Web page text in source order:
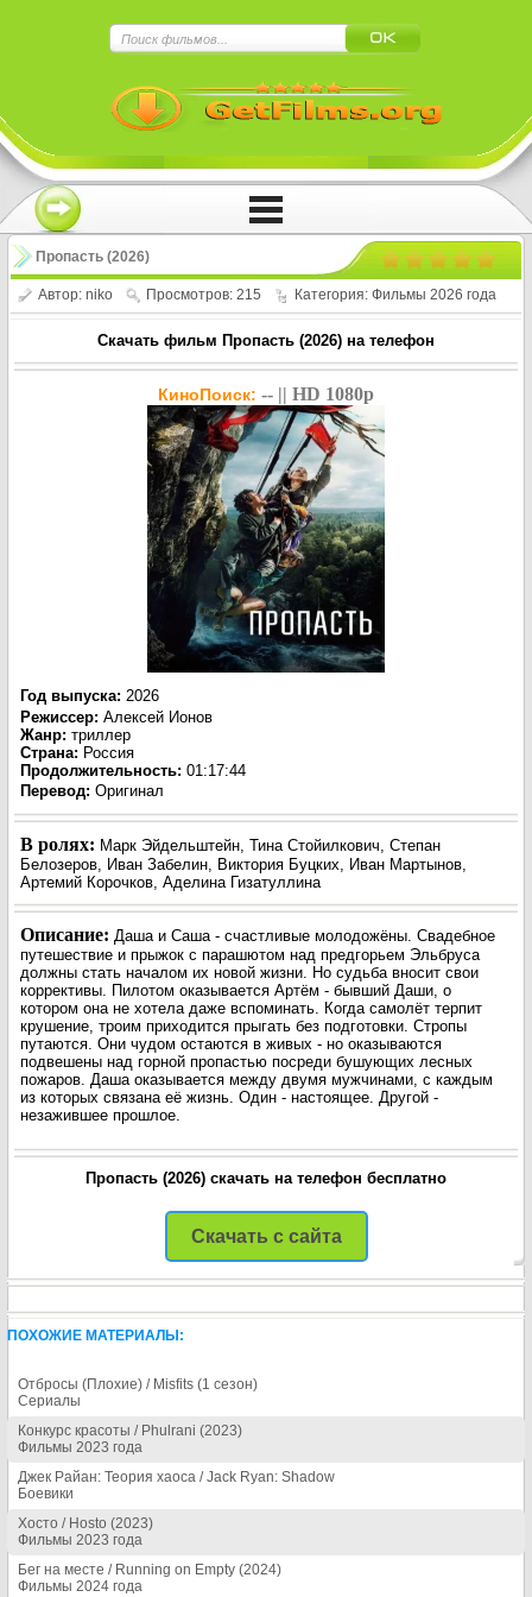
Пропасть (2026)
Автор: niko Просмотров: 215 Категория: Фильмы 2026 года
Скачать фильм Пропасть (2026) на телефон
КиноПоиск: -- || HD 1080p
Год выпуска: 2026
Режиссер: Алексей Ионов
Жанр: триллер
Страна: Россия
Продолжительность: 01:17:44
Перевод: Оригинал
В ролях: Марк Эйдельштейн, Тина Стойилкович, Степан
Белозеров, Иван Забелин, Виктория Буцких, Иван Мартынов,
Артемий Корочков, Аделина Гизатуллина
Описание: Даша и Саша - счастливые молодожёны. Свадебное
путешествие и прыжок с парашютом над предгорьем Эльбруса
должны стать началом их новой жизни. Но судьба вносит свои
коррективы. Пилотом оказывается Артём - бывший Даши, о
котором она не хотела даже вспоминать. Когда самолёт терпит
крушение, троим приходится прыгать без подготовки. Стропы
путаются. Они чудом остаются в живых - но оказываются
подвешены над горной пропастью посреди бушующих лесных
пожаров. Даша оказывается между двумя мужчинами, с каждым
из которых связана её жизнь. Один - настоящее. Другой -
незажившее прошлое.
Пропасть (2026) скачать на телефон бесплатно
Нажмите на
!!!Если Вы с телефона сперва нажмите на
троеточие в правом верхнем углу!!!
Скачать с сайта
ПОХОЖИЕ МАТЕРИАЛЫ:
Отбросы (Плохие) / Misfits (1 сезон)
Сериалы
Конкурс красоты / Phulrani (2023)
Фильмы 2023 года
Джек Райан: Теория хаоса / Jack Ryan: Shadow
Боевики
Хосто / Hosto (2023)
Фильмы 2023 года
Бег на месте / Running on Empty (2024)
Фильмы 2024 года